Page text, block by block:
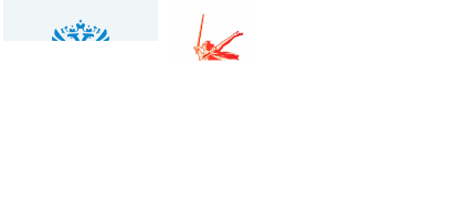
области для детей-сирот и детей, оставшихся без